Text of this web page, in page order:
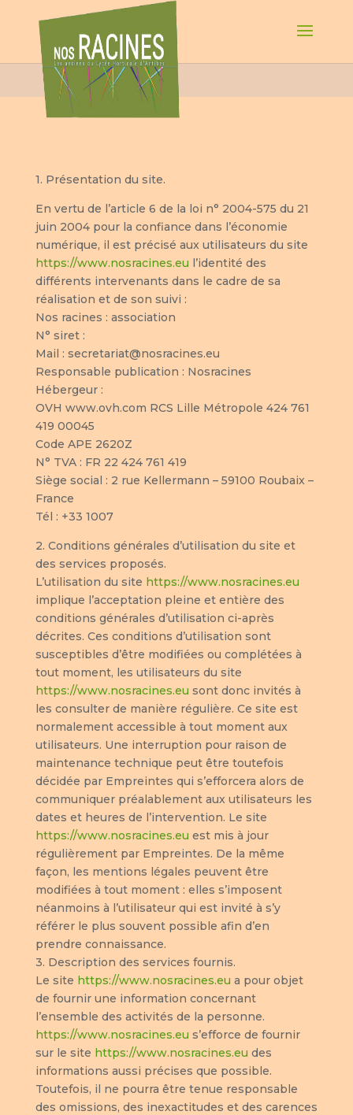
1. Présentation du site.
En vertu de l’article 6 de la loi n° 2004-575 du 21
juin 2004 pour la confiance dans l’économie
numérique, il est précisé aux utilisateurs du site
https://www.nosracines.eu l’identité des
différents intervenants dans le cadre de sa
réalisation et de son suivi :
Nos racines : association
N° siret :
Mail : secretariat@nosracines.eu
Responsable publication : Nosracines
Hébergeur:
OVH www.ovh.com RCS Lille Métropole 424 761
419 00045
Code APE 2620Z
N° TVA : FR 22 424 761 419
Siège social : 2 rue Kellermann – 59100 Roubaix –
France
Tél : +33 1007
2. Conditions générales d’utilisation du site et
des services proposés.
L’utilisation du site https://www.nosracines.eu
implique l’acceptation pleine et entière des
conditions générales d’utilisation ci-après
décrites. Ces conditions d’utilisation sont
susceptibles d’être modifiées ou complétées à
tout moment, les utilisateurs du site
https://www.nosracines.eu sont donc invités à
les consulter de manière régulière. Ce site est
normalement accessible à tout moment aux
utilisateurs. Une interruption pour raison de
maintenance technique peut être toutefois
décidée par Empreintes qui s’efforcera alors de
communiquer préalablement aux utilisateurs les
dates et heures de l’intervention. Le site
https://www.nosracines.eu est mis à jour
régulièrement par Empreintes. De la même
façon, les mentions légales peuvent être
modifiées à tout moment : elles s’imposent
néanmoins à l’utilisateur qui est invité à s’y
référer le plus souvent possible afin d’en
prendre connaissance.
3. Description des services fournis.
Le site https://www.nosracines.eu a pour objet
de fournir une information concernant
l’ensemble des activités de la personne.
https://www.nosracines.eu s’efforce de fournir
sur le site https://www.nosracines.eu des
informations aussi précises que possible.
Toutefois, il ne pourra être tenue responsable
des omissions, des inexactitudes et des carences